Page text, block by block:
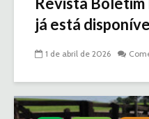
já está
1 de abril de 2026